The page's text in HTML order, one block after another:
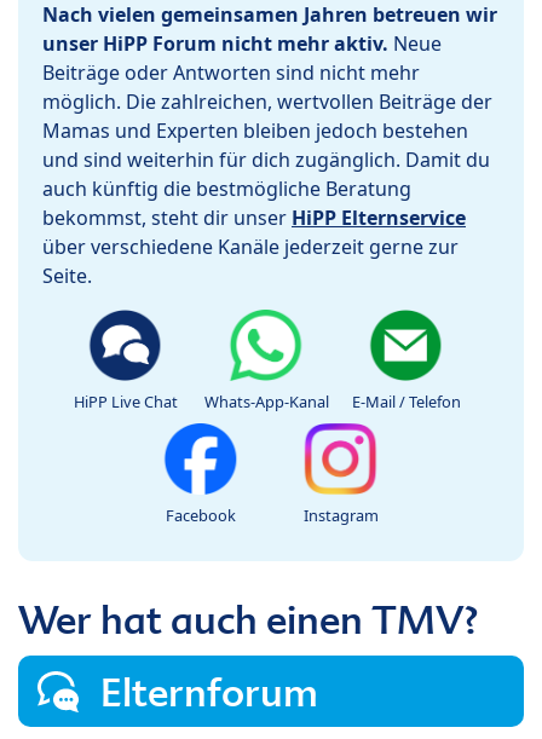
Nach vielen gemeinsamen Jahren betreuen wir
unser HiPP Forum nicht mehr aktiv. Neue
Beiträge oder Antworten sind nicht mehr
möglich. Die zahlreichen, wertvollen Beiträge der
Mamas und Experten bleiben jedoch bestehen
und sind weiterhin für dich zugänglich. Damit du
auch künftig die bestmögliche Beratung
bekommst, steht dir unser HiPP Elternservice
über verschiedene Kanäle jederzeit gerne zur
Seite.
HiPP Live Chat Whats-App-Kanal E-Mail / Telefon
Facebook Instagram
Wer hat auch einen TMV?
Elternforum